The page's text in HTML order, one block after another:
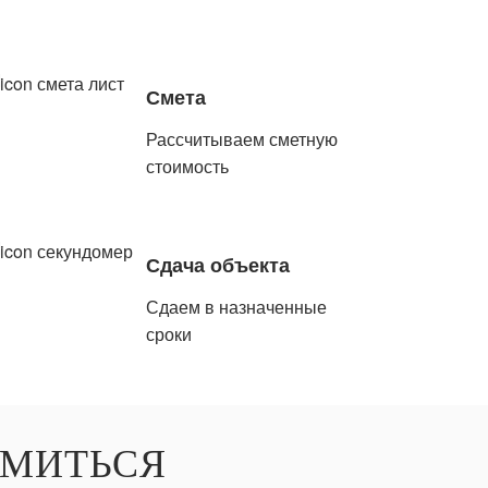
Смета
Рассчитываем сметную
стоимость
Сдача объекта
Сдаем в назначенные
сроки